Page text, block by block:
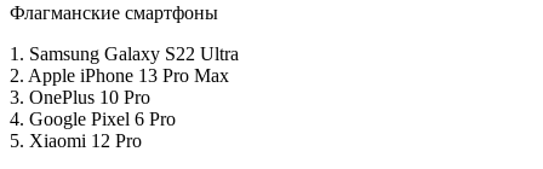
Флагманские смартфоны
1. Samsung Galaxy S22 Ultra
2. Apple iPhone 13 Pro Max
3. OnePlus 10 Pro
4. Google Pixel 6 Pro
5. Xiaomi 12 Pro